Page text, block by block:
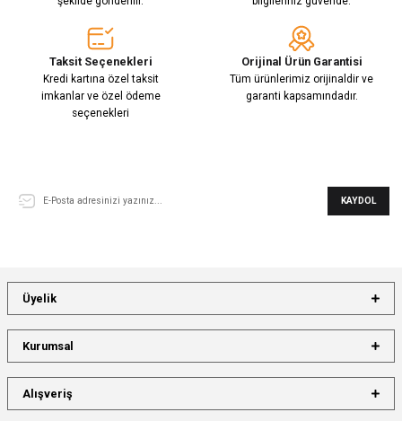
Taksit Seçenekleri
Kredi kartına özel taksit
imkanlar ve özel ödeme
seçenekleri
Orijinal Ürün Garantisi
Tüm ürünlerimiz orijinaldir ve
garanti kapsamındadır.
KAYDOL
Üyelik
Kurumsal
Alışveriş